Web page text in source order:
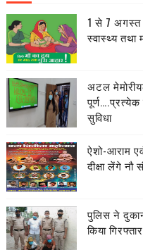
1 से 7 अगस्त
स्वास्थ्य
अटल
पूर्ण….प्रत्येक
सुविधा
ऐशो-आराम
दीक्षा लेंगे नौ
पुलिस ने
किया गिरफ्तार